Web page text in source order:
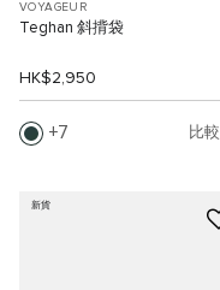
VOYAGEUR
Teghan 斜揹袋
HK$2,950
7 比較
新貨